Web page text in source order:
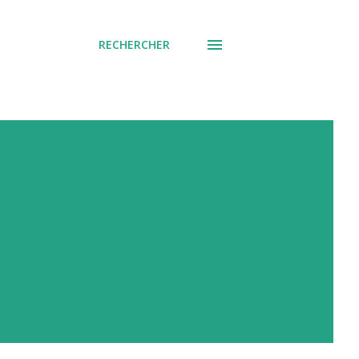
RECHERCHER